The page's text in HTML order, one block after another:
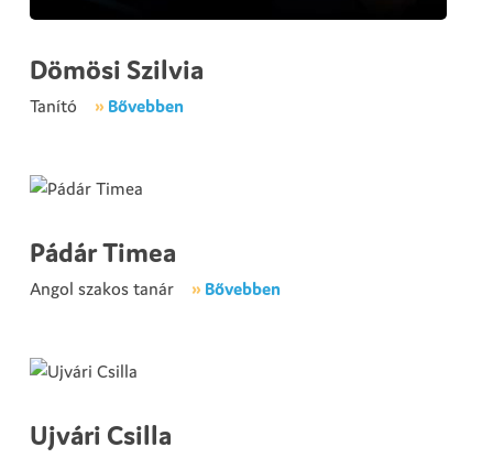
Dömösi Szilvia
Tanító » Bővebben
Pádár Timea
Angol szakos tanár » Bővebben
Ujvári Csilla